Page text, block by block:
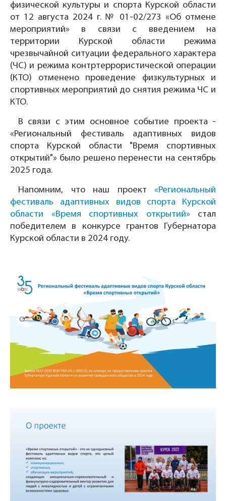
физической культуры и спорта Курской области
от 12 августа 2024 г. № 01-02/273 «Об отмене
мероприятий» в связи с введением на
территории Курской области режима
чрезвычайной ситуации федерального характера
(ЧС) и режима контртеррористической операции
(КТО) отменено проведение физкультурных и
спортивных мероприятий до снятия режима ЧС и
КТО.
В связи с этим основное событие проекта -
«Региональный фестиваль адаптивных видов
спорта Курской области "Время спортивных
открытий"» было решено перенести на сентябрь
2025 года.
Напомним, что наш проект «Региональный
фестиваль адаптивных видов спорта Курской
области «Время спортивных открытий» стал
победителем в конкурсе грантов Губернатора
Курской области в 2024 году.